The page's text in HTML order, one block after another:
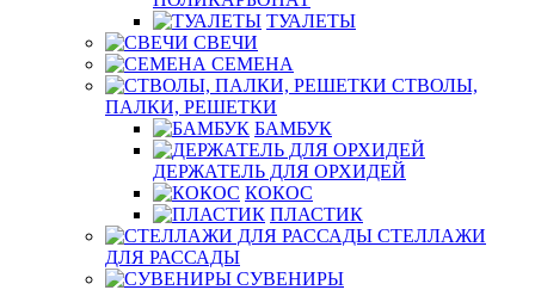
ТУАЛЕТЫ
СВЕЧИ
СЕМЕНА
СТВОЛЫ,
ПАЛКИ, РЕШЕТКИ
БАМБУК
ДЕРЖАТЕЛЬ ДЛЯ ОРХИДЕЙ
КОКОС
ПЛАСТИК
СТЕЛЛАЖИ
ДЛЯ РАССАДЫ
СУВЕНИРЫ